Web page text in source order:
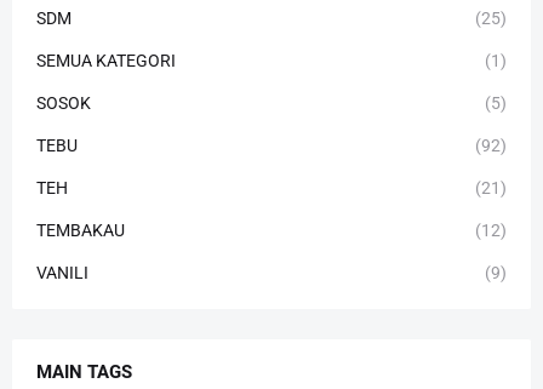
SDM (25)
SEMUA KATEGORI (1)
SOSOK (5)
TEBU (92)
TEH (21)
TEMBAKAU (12)
VANILI (9)
MAIN TAGS